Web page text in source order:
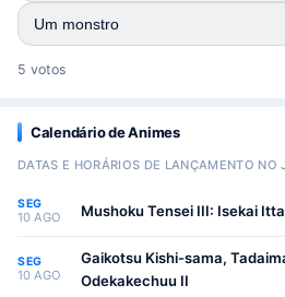
Um monstro
5 votos
Calendário de Animes
DATAS E HORÁRIOS DE LANÇAMENTO NO
SEG
10 AGO Mushoku Tensei III: Isekai
SEG
10 AGO
Gaikotsu Kishi-sama,
Odekakechuu II